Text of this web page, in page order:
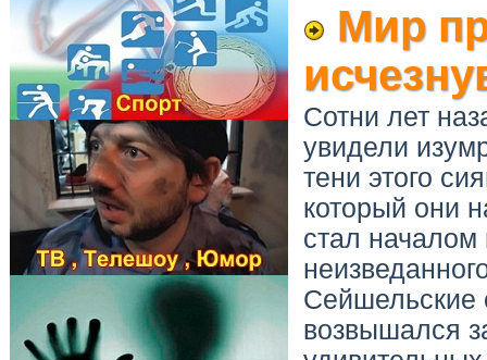
Мир
Сотни лет
увидели
тени этого
который они
стал началом
Сейшельские
возвышался